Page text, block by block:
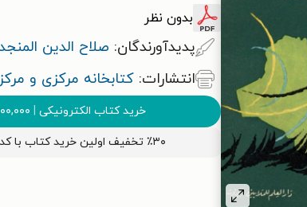
بدون نظر
پدیدآورندگان: صلاح الدین
انتشارات: کتابخانه مرکزی و
خرید کتاب الکترونیکی |
٪۳۰ تخفیف اولین خرید کتاب با کد